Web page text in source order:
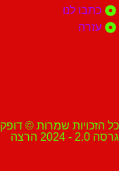
כתבו לנו
עזרה
כל הזכויות שמרות © דופק
גרסה 2.0 - 2024 הרצה